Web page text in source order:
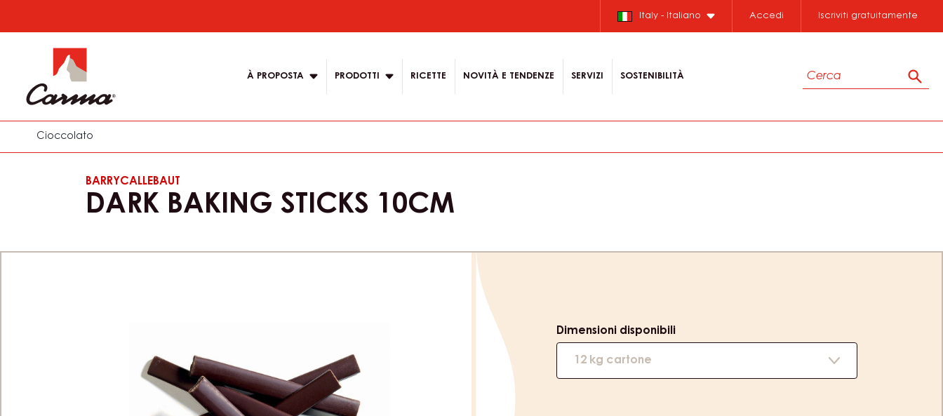
to
content
Italy - Italiano Accedi Iscriviti gratuitamente
navigation
À PROPOSTA PRODOTTI RICETTE NOVITÀ E TENDENZE SERVIZI SOSTENIBILITÀ
Cerca
Cioccolato
BARRYCALLEBAUT
DARK BAKING STICKS 10CM
Dimensioni disponibili
12 kg cartone